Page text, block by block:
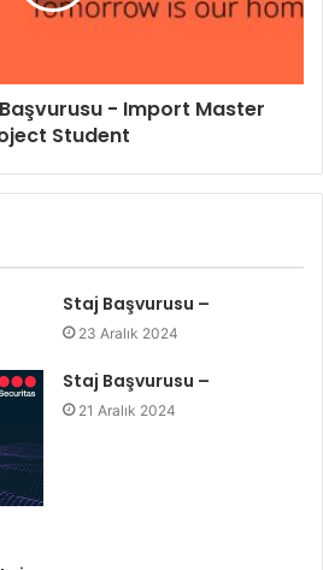
- Import Master
Student
Staj Başvurusu –
23 Aralık 2024
Staj Başvurusu –
21 Aralık 2024